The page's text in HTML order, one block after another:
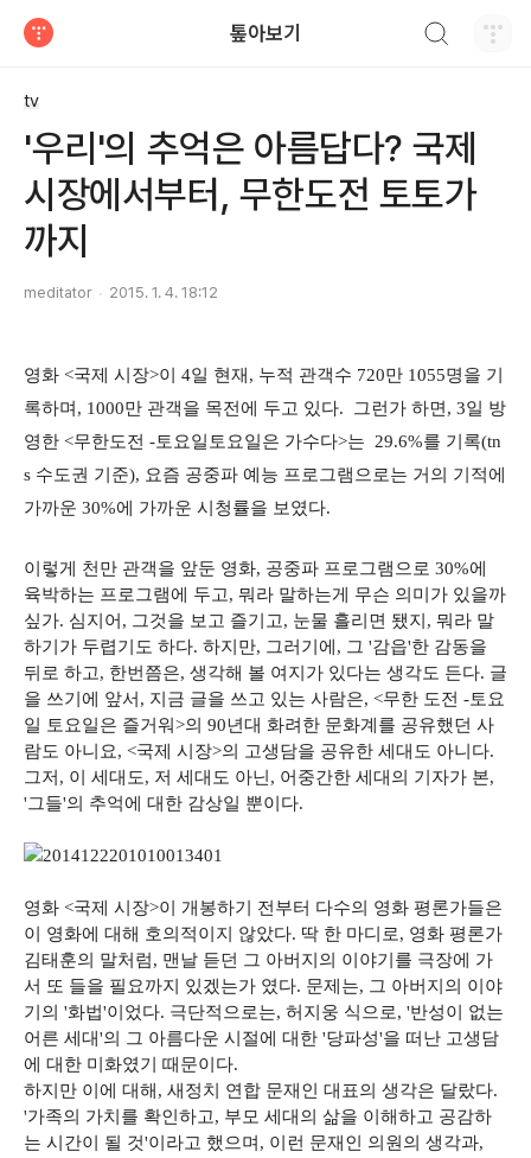
톺아보기
tv
'우리'의 추억은 아름답다? 국제
시장에서부터, 무한도전 토토가
까지
meditator 2015. 1. 4. 18:12
영화 <국제 시장>이 4일 현재, 누적 관객수 720만 1055명을 기
록하며, 1000만 관객을 목전에 두고 있다. 그런가 하면, 3일 방
영한 <무한도전 -토요일토요일은 가수다>는 29.6%를 기록(tn
s 수도권 기준), 요즘 공중파 예능 프로그램으로는 거의 기적에
가까운 30%에 가까운 시청률을 보였다.
이렇게 천만 관객을 앞둔 영화, 공중파 프로그램으로 30%에
육박하는 프로그램에 두고, 뭐라 말하는게 무슨 의미가 있을까
싶가. 심지어, 그것을 보고 즐기고, 눈물 흘리면 됐지, 뭐라 말
하기가 두렵기도 하다. 하지만, 그러기에, 그 '감읍'한 감동을
뒤로 하고, 한번쯤은, 생각해 볼 여지가 있다는 생각도 든다. 글
을 쓰기에 앞서, 지금 글을 쓰고 있는 사람은, <무한 도전 -토요
일 토요일은 즐거워>의 90년대 화려한 문화계를 공유했던 사
람도 아니요, <국제 시장>의 고생담을 공유한 세대도 아니다.
그저, 이 세대도, 저 세대도 아닌, 어중간한 세대의 기자가 본,
'그들'의 추억에 대한 감상일 뿐이다.
영화 <국제 시장>이 개봉하기 전부터 다수의 영화 평론가들은
이 영화에 대해 호의적이지 않았다. 딱 한 마디로, 영화 평론가
김태훈의 말처럼, 맨날 듣던 그 아버지의 이야기를 극장에 가
서 또 들을 필요까지 있겠는가 였다. 문제는, 그 아버지의 이야
기의 '화법'이었다. 극단적으로는, 허지웅 식으로, '반성이 없는
어른 세대'의 그 아름다운 시절에 대한 '당파성'을 떠난 고생담
에 대한 미화였기 때문이다.
하지만 이에 대해, 새정치 연합 문재인 대표의 생각은 달랐다.
'가족의 가치를 확인하고, 부모 세대의 삶을 이해하고 공감하
는 시간이 될 것'이라고 했으며, 이런 문재인 의원의 생각과,